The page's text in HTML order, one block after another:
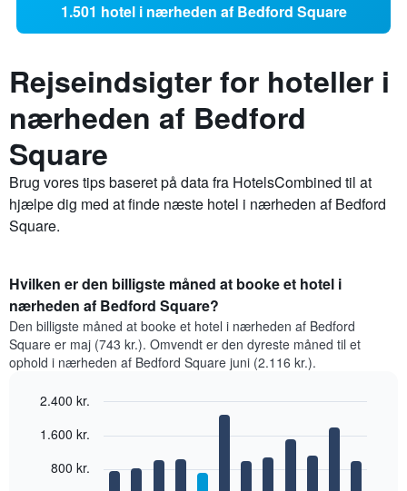
1.501 hotel i nærheden af Bedford Square
Rejseindsigter for hoteller i
nærheden af Bedford
Square
Brug vores tips baseret på data fra HotelsCombined til at
hjælpe dig med at finde næste hotel i nærheden af Bedford
Square.
Hvilken er den billigste måned at booke et hotel i
nærheden af Bedford Square?
Den billigste måned at booke et hotel i nærheden af Bedford
Square er maj (743 kr.). Omvendt er den dyreste måned til et
ophold i nærheden af Bedford Square juni (2.116 kr.).
chart
graphic.
800 kr.
1.600 kr.
2.400 kr.